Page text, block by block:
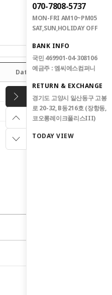
070-7808-5737
MON-FRI AM10~PM05
SAT,SUN,HOLIDAY OFF
BANK INFO
국민 469901-04-308106
예금주 : 엠씨에스컴퍼니
RETURN & EXCHANGE
경기도 고양시 일산동구 고봉
로 20-32, B동216호 (장항동,
코오롱레이크폴리스III)
TODAY VIEW
Date Hits
2026/07/23 19
글쓰기